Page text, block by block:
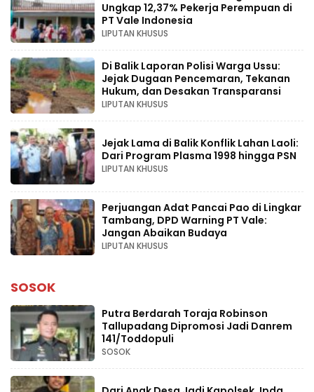
Ungkap 12,37% Pekerja Perempuan di
PT Vale Indonesia
LIPUTAN KHUSUS
Di Balik Laporan Polisi Warga Ussu:
Jejak Dugaan Pencemaran, Tekanan
Hukum, dan Desakan Transparansi
LIPUTAN KHUSUS
Jejak Lama di Balik Konflik Lahan Laoli:
Dari Program Plasma 1998 hingga PSN
LIPUTAN KHUSUS
Perjuangan Adat Pancai Pao di Lingkar
Tambang, DPD Warning PT Vale:
Jangan Abaikan Budaya
LIPUTAN KHUSUS
SOSOK
Putra Berdarah Toraja Robinson
Tallupadang Dipromosi Jadi Danrem
141/Toddopuli
SOSOK